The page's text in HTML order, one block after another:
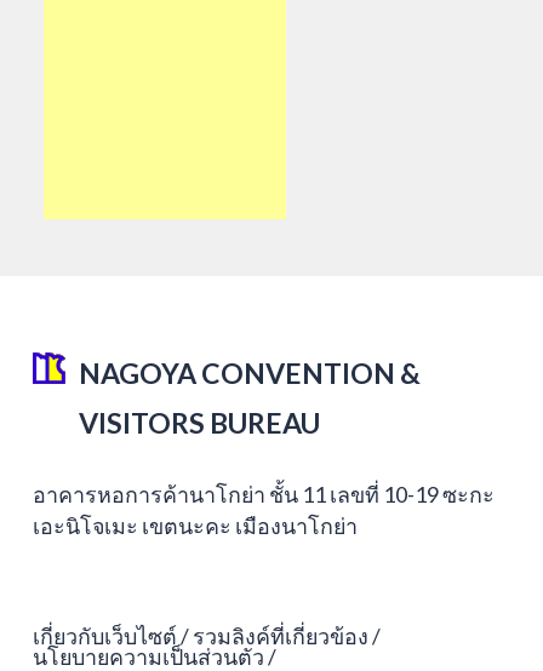
NAGOYA CONVENTION &
VISITORS BUREAU
อาคารหอการค้านาโกย่า ชั้น 11 เลขที่ 10-19 ซะกะ
เอะนิโจเมะ เขตนะคะ เมืองนาโกย่า
เกี่ยวกับเว็บไซต์ รวมลิงค์ที่เกี่ยวข้อง
นโยบายความเป็นส่วนตัว